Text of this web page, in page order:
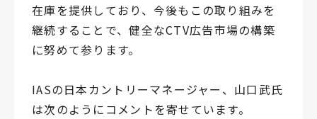
在庫を提供しており、今後もこの取り組みを
継続することで、健全なCTV広告市場の構築
に努めて参ります。
IASの日本カントリーマネージャー、山口武氏
は次のようにコメントを寄せています。